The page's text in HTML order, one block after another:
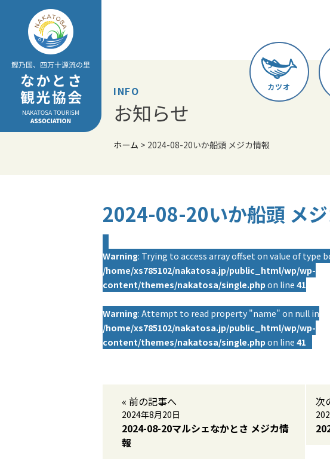
content
カツオ
INFO
お知らせ
ホーム > 2024-08-20いか船頭 メジカ情報
2024-08-20いか船頭 メ
Warning: Trying to access array offset on value of type
/home/xs785102/nakatosa.jp/public_html/wp/wp-
content/themes/nakatosa/single.php on line 41
Warning: Attempt to read property "name" on null in
/home/xs785102/nakatosa.jp/public_html/wp/wp-
content/themes/nakatosa/single.php on line 41
« 前の記事へ
2024年8月20日
2024-08-20マルシェなかとさ メジカ情
報
次